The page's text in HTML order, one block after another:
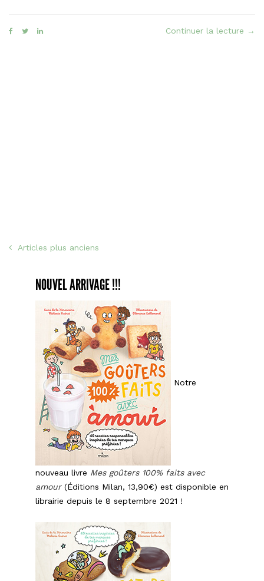
Continuer la lecture «
→
NAVIGATION
ARTICLES
Articles plus anciens
NOUVEL ARRIVAGE !!!
Notre
nouveau livre Mes goûters 100% faits avec
amour(Éditions Milan, 13,90€) est disponible en
librairie depuis le 8 septembre 2021 !